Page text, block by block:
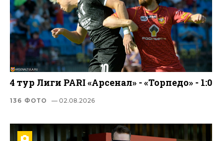
4 тур Лиги PARI «Арсенал» - «Торпедо» - 1:0
136 ФОТО — 02.08.2026